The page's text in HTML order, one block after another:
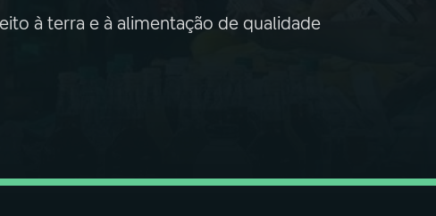
à terra e à alimentação de qualidade